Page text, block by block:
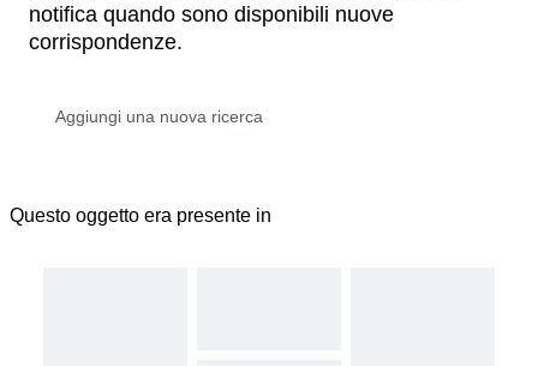
notifica quando sono disponibili nuove
corrispondenze.
Questo oggetto era presente in